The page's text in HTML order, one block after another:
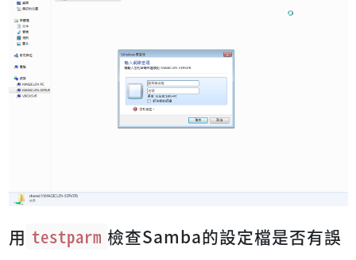
用 testparm 檢查Samba的設定檔是否有誤